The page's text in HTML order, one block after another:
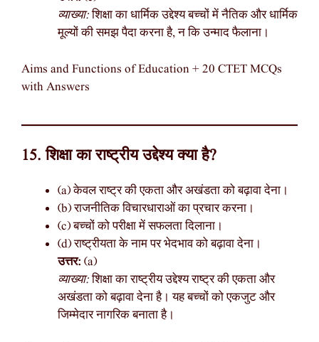
व्याख्या:शिक्षा का धार्मिक उद्देश्य बच्चों में नैतिक और धार्मिक
मूल्यों की समझ पैदा करना है, न कि उन्माद फैलाना।
Aims and Functions of Education + 20 CTET MCQs
with Answers
15. शिक्षा का राष्ट्रीय उद्देश्य क्या है?
(a) केवल राष्ट्र की एकता और अखंडता को बढ़ावा देना।
(b) राजनीतिक विचारधाराओं का प्रचार करना।
(c) बच्चों को परीक्षा में सफलता दिलाना।
(d) राष्ट्रीयता के नाम पर भेदभाव को बढ़ावा देना।
उत्तर: (a)
व्याख्या:शिक्षा का राष्ट्रीय उद्देश्य राष्ट्र की एकता और
अखंडता को बढ़ावा देना है। यह बच्चों को एकजुट और
जिम्मेदार नागरिक बनाता है।